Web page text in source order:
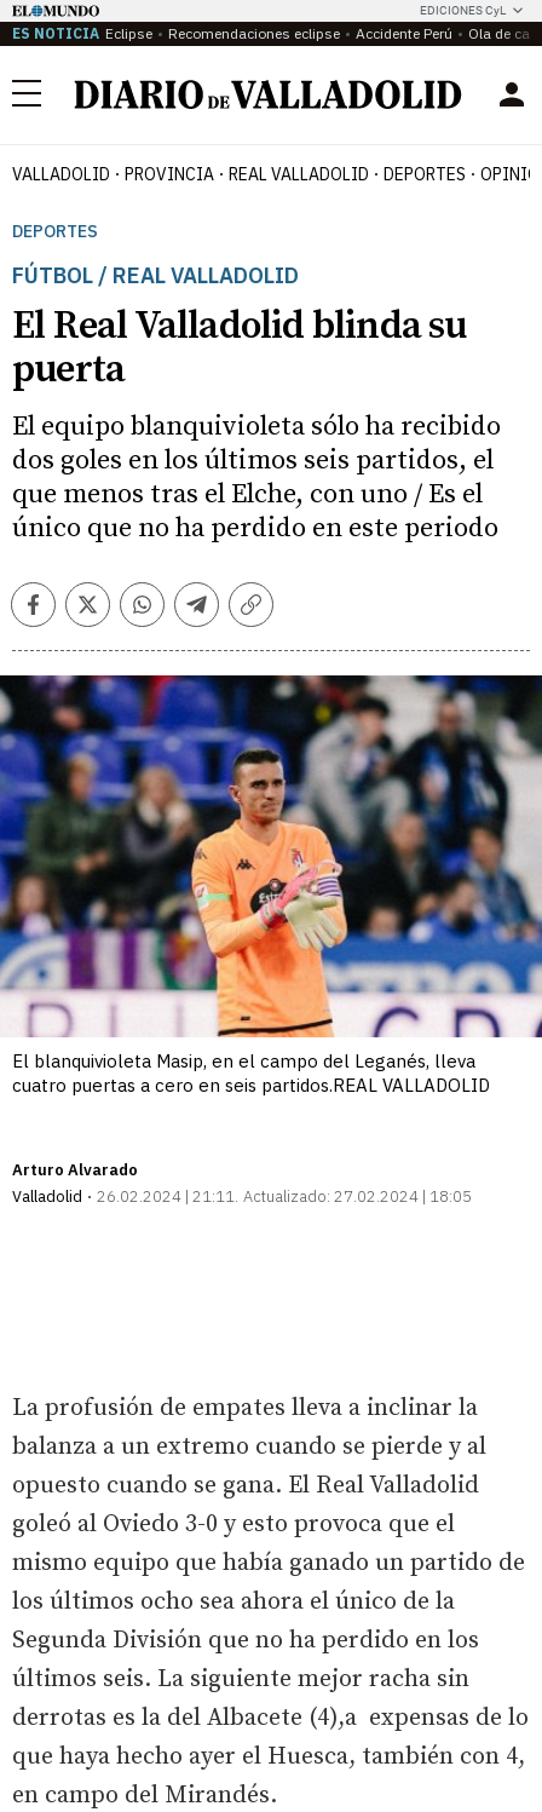
EDICIONES CyL
ES NOTICIA Eclipse Recomendaciones eclipse Accidente Perú Ola de
Menú
VALLADOLID PROVINCIA REAL VALLADOLID DEPORTES
DEPORTES
FÚTBOL / REAL VALLADOLID
El Real Valladolid blinda su
puerta
El equipo blanquivioleta sólo ha recibido
dos goles en los últimos seis partidos, el
que menos tras el Elche, con uno / Es el
único que no ha perdido en este periodo
FacebookTwitterWhatsappTelegramCopiar
El blanquivioleta Masip, en el campo del Leganés, lleva
cuatro puertas a cero en seis partidos.REAL VALLADOLID
Arturo Alvarado
Valladolid
26.02.2024 | 21:11 Actualizado: 27.02.2024 | 18:05
La profusión de empates lleva a inclinar la
balanza a un extremo cuando se pierde y al
opuesto cuando se gana. El Real Valladolid
goleó al Oviedo 3-0 y esto provoca que el
mismo equipo que había ganado un partido de
los últimos ocho sea ahora el único de la
Segunda División que no ha perdido en los
últimos seis. La siguiente mejor racha sin
derrotas es la del Albacete (4),a expensas de lo
que haya hecho ayer el Huesca, también con 4,
en campo del Mirandés.